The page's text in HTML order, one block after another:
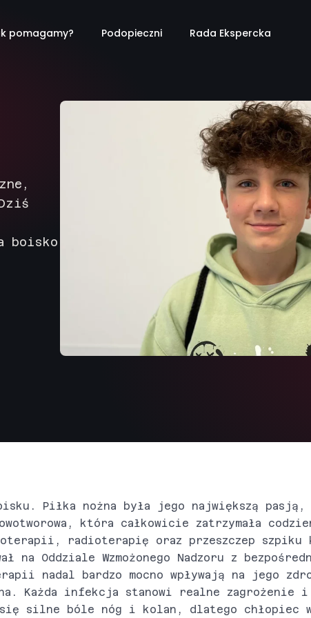
pomagamy? Podopieczni Rada Ekspercka
boisko
Piłka nożna była jego największą pasją,
która całkowicie zatrzymała
radioterapię oraz przeszczep szpiku
Oddziale Wzmożonego Nadzoru z
nadal bardzo mocno wpływają na jego
Każda infekcja stanowi realne zagrożenie i
silne bóle nóg i kolan, dlatego chłopiec